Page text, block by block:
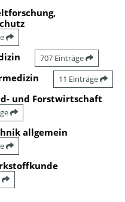
707 Einträge
11 Einträge
und Forstwirtschaft
allgemein